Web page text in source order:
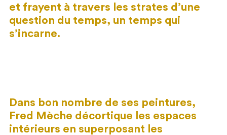
et frayent à travers les strates d’une
question du temps, un temps qui
s’incarne.
Dans bon nombre de ses peintures,
Fred Mèche décortique les espaces
intérieurs en superposant les